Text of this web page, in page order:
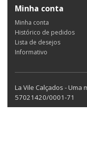
Minha conta
Minha conta
Histórico de pedidos
Lista de desejos
Informativo
La Vile Calçados - Uma
57021420/0001-71